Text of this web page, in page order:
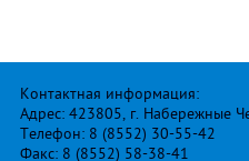
Контактная информация:
Адрес: 423805, г. Набережные
Телефон: 8 (8552) 30-55-42
Факс: 8 (8552) 58-38-41